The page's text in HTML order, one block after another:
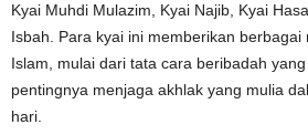
Kyai Muhdi Mulazim, Kyai Najib, Kyai
Isbah. Para kyai ini memberikan berbagai
Islam, mulai dari tata cara beribadah
pentingnya menjaga akhlak yang mulia
hari.